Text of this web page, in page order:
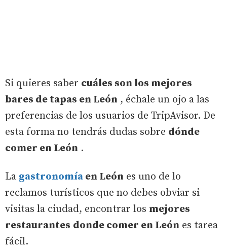
Si quieres saber cuáles son los mejores
bares de tapas en León , échale un ojo a las
preferencias de los usuarios de TripAvisor. De
esta forma no tendrás dudas sobre dónde
comer en León .
La gastronomía en León es uno de lo
reclamos turísticos que no debes obviar si
visitas la ciudad, encontrar los mejores
restaurantes donde comer en León es tarea
fácil.